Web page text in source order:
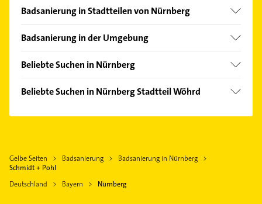
Badsanierung in Stadtteilen von Nürnberg
Gibitzenhof
Marienberg
Badsanierung in der Umgebung
Fürth Bayern
Erlangen
Beliebte Suchen in Nürnberg
Kanalreinigung
Putzfrau
Zahnarzt
Gartenbau & Landschaftsbau
Beliebte Suchen in Nürnberg Stadtteil Wöhrd
Physikalische Therapie
Gelbe Seiten Badsanierung
Badsanierung in Nürnberg
Schmidt + Pohl
Deutschland
Bayern Nürnberg